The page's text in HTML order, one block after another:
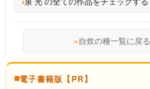
«自炊の種一覧に戻る
電子書籍版【PR】